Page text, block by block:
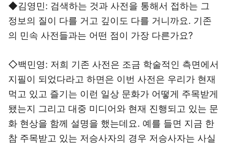
◆김영민: 검색하는 것과 사전을 통해서 접하는 그
정보의 질이 다를 거고 깊이도 다를 거니까요. 기존
의 민속 사전들과는 어떤 점이 가장 다른가요?
◇백민영: 저희 기존 사전은 조금 학술적인 측면에서
지필이 되었다라고 하면은 이번 사전은 우리가 현재
먹고 있고 즐기는 이런 일상 문화가 어떻게 주목받게
됐는지 그리고 대중 미디어와 현재 진행되고 있는 문
화 현상을 함께 설명을 했는데요. 예를 들면 지금 한
참 주목받고 있는 저승사자의 경우 저승사자는 사실